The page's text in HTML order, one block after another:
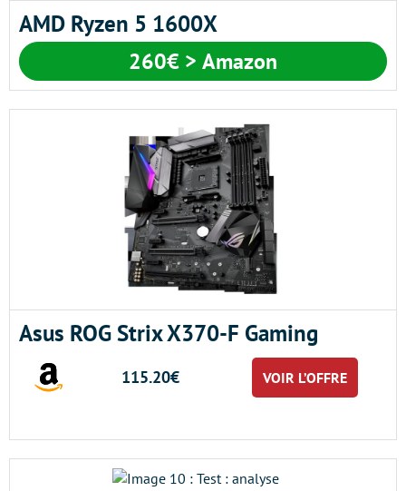
AMD Ryzen 5 1600X
260€ > Amazon
Asus ROG Strix X370-F Gaming
115.20€ VOIR L’OFFRE